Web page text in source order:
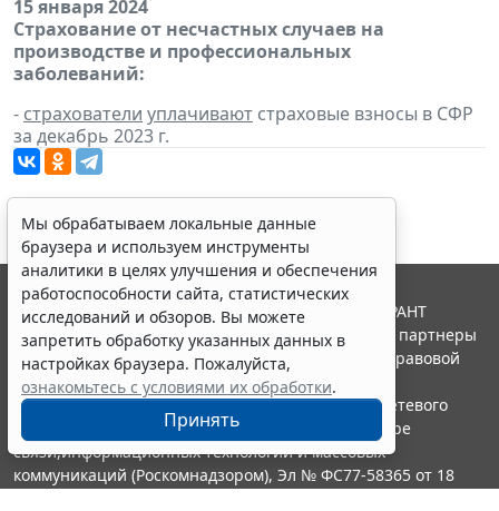
15 января 2024
Страхование от несчастных случаев на
производстве и профессиональных
заболеваний:
- страхователи уплачивают страховые взносы в СФР
за декабрь 2023 г.
Мы обрабатываем локальные данные
браузера и используем инструменты
аналитики в целях улучшения и обеспечения
работоспособности сайта, статистических
исследований и обзоров. Вы можете
запретить обработку указанных данных в
настройках браузера. Пожалуйста,
ознакомьтесь с условиями их обработки.
Принять
© ООО "НПП "ГАРАНТ-СЕРВИС", 2026. Система ГАРАНТ
выпускается с 1990 года. Компания "Гарант" и ее партнеры
являются участниками Российской ассоциации правовой
информации ГАРАНТ.
Портал ГАРАНТ.РУ зарегистрирован в качестве сетевого
издания Федеральной службой по надзору в сфере
связи,информационных технологий и массовых
коммуникаций (Роскомнадзором), Эл № ФС77-58365 от 18